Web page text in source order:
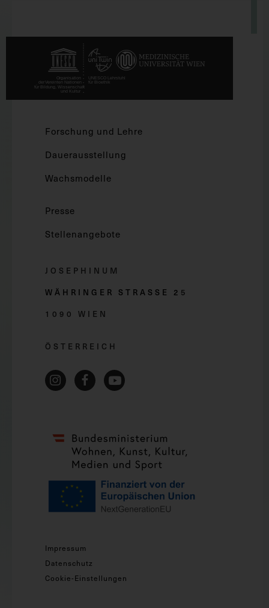
Forschung und Lehre
Dauerausstellung
Wachsmodelle
Presse
Stellenangebote
JOSEPHINUM
WÄHRINGER STRASSE 2 5
1090 WIEN
ÖSTERREICH
Impressum
Datenschutz
Cookie-Einstellungen